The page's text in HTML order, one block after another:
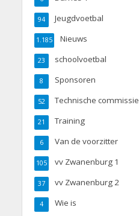
Jeugdvoetbal
94
Nieuws
1.185
schoolvoetbal
23
Sponsoren
8
Technische commissie
52
Training
21
Van de voorzitter
6
vv Zwanenburg 1
105
vv Zwanenburg 2
37
Wie is
4